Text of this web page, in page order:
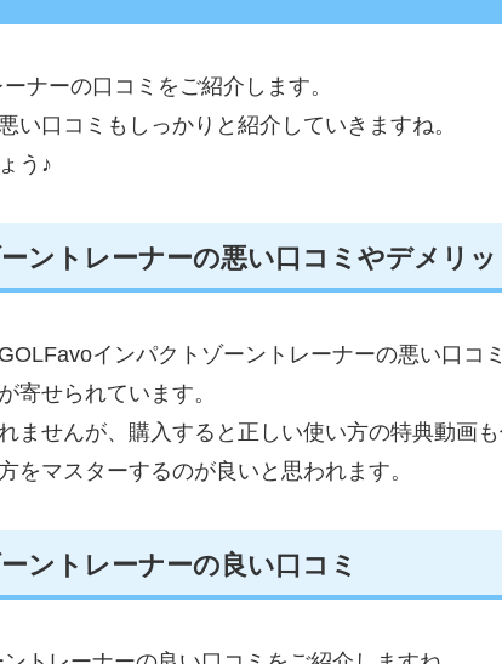
ナーの口コミをご紹介します。
い口コミもしっかりと紹介していきますね。
う♪
ントレーナーの悪い口コミやデメリッ
インパクトゾーントレーナーの悪い口コ
寄せられています。
ませんが、購入すると正しい使い方の特典動画
をマスターするのが良いと思われます。
ントレーナーの良い口コミ